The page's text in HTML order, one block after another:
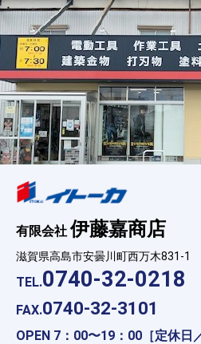
有限会社伊藤嘉商店
滋賀県高島市安曇川町西万木831-1
TEL.0740-32-0218
FAX.0740-32-3101
OPEN 7：00〜19：00［定休日